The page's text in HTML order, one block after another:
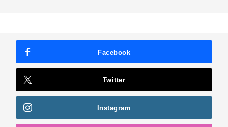
Facebook
Twitter
Instagram